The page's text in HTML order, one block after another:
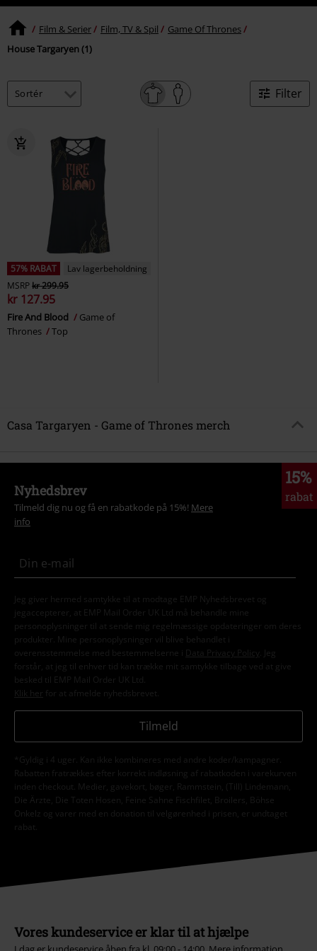
Film & Serier Film, TV & Spil
Game Of Thrones
House Targaryen (1)
Filter
57% RABAT
Lav lagerbeholdning
MSRPkr 299.95
kr 127.95
Fire And Blood
Game of
Thrones
Top
Casa Targaryen - Game of Thrones merch
15%
rabat
Nyhedsbrev
Tilmeld dig nu og få en rabatkode på 15%! Mere
info
Jeg giver hermed samtykke til at modtage EMP Nyhedsbrevet og
jegaccepterer, at EMP Mail Order UK Ltd må behandle mine
personoplysninger til at sende mig regelmæssige opdateringer om deres
produkter. Mine personoplysninger vil blive behandlet i
overensstemmelse med bestemmelserne i
Data Privacy Policy
. Jeg
forstår, at jeg til enhver tid kan trække mit samtykke tilbage ved at give
besked til EMP Mail Order UK Ltd.
Klik her
for at afmelde nyhedsbrevet.
Tilmeld
*Gyldig i 4 uger. Kan ikke kombineres med andre koder/kampagner.
Rabatten fratrækkes efter korrekt indløsning af rabatkoden i varekurven
inden checkout. Medier, gavekort, bøger, Rammstein, (Till) Lindemann,
Die Ärzte, Die Toten Hosen, Feine Sahne Fischfilet, Broilers, Böhse
Onkelz og varer med en donation til velgørenhed i prisen, er undtaget
rabat.
Vores kundeservice er klar til at hjælpe